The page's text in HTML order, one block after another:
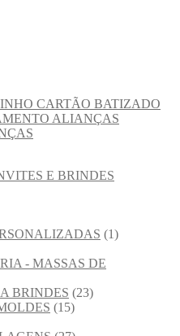
CARTÃO BATIZADO
E BRINDES
(1)
- MASSAS DE
BRINDES (23)
(15)